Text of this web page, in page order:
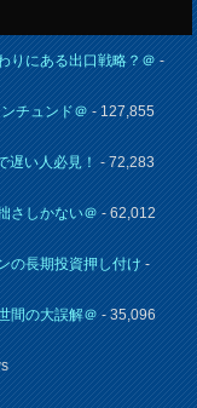
りにある出口戦略？＠-
チュンド＠- 127,855
遅い人必見！- 72,283
さしかない＠- 62,012
の長期投資押し付け-
間の大誤解＠- 35,096